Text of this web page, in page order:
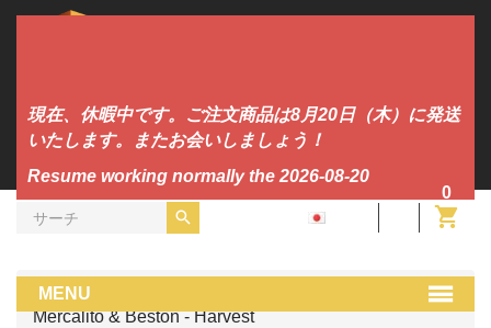
現在、休暇中です。ご注文商品は8月20日（木）に発送
いたします。またお会いしましょう！
Resume working normally the 2026-08-20
0
MENUビニール
Mercalito & Beston - Harvest